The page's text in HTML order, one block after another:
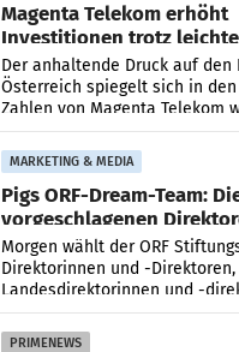
Magenta Telekom erhöht
Investitionen trotz
Umsatzrückgang
Der anhaltende Druck auf
Österreich spiegelt sich in
Zahlen von Magenta Telekom
ersten sechs Monaten des
verzeichnete
MARKETING & MEDIA
Pigs ORF-Dream-Team:
vorgeschlagenen
Direktorinnen
Morgen wählt der ORF
Direktorinnen und -
Landesdirektorinnen und -
köpfige Wunschteam des ab 1.
amtierenden
PRIMENEWS